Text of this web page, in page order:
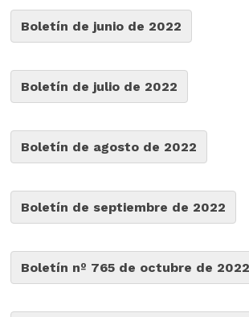
Boletín de junio de 2022
Boletín de julio de 2022
Boletín de agosto de 2022
Boletín de septiembre de 2022
Boletín nº 765 de octubre de 2022